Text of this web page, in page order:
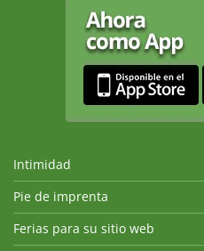
Intimidad
Pie de imprenta
Ferias para su sitio web